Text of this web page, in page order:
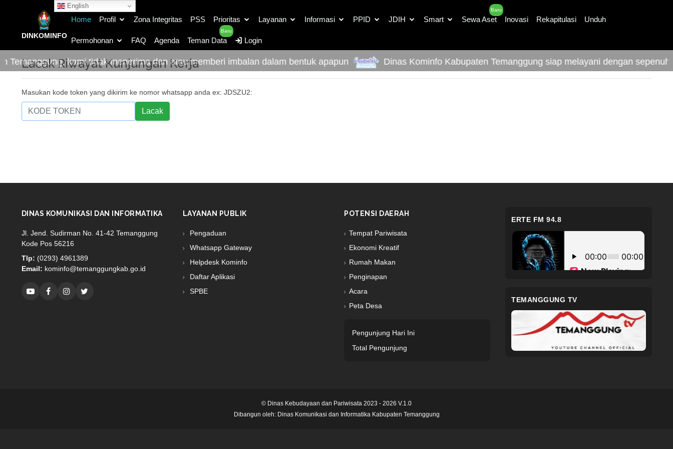
English
DINKOMINFO
Home Profil Zona Integritas PSS Prioritas Layanan Informasi PPID JDIH Smart Sewa Aset
Baru
Inovasi Rekapitulasi Unduh
Permohonan FAQ Agenda Teman Data
Baru
Login
kami tidak menerima dan atau memberi imbalan dalam bentuk apapun Dinas Kominfo Kabupaten Temanggung siap melayani dengan sepenuh
Lacak Riwayat Kunjungan Kerja
Masukan kode token yang dikirim ke nomor whatsapp anda ex: JDSZU2:
Lacak
DINAS KOMUNIKASI DAN INFORMATIKA
Jl. Jend. Sudirman No. 41-42 Temanggung
Kode Pos 56216
Tlp: (0293) 4961389
Email: kominfo@temanggungkab.go.id
LAYANAN PUBLIK
Pengaduan
Whatsapp Gateway
Helpdesk Kominfo
Daftar Aplikasi
SPBE
POTENSI DAERAH
Tempat Pariwisata
Ekonomi Kreatif
Rumah Makan
Penginapan
Acara
Peta Desa
Pengunjung Hari Ini
Total Pengunjung
ERTE FM 94.8
TEMANGGUNG TV
© Dinas Kebudayaan dan Pariwisata 2023 - 2026 V.1.0
Dibangun oleh: Dinas Komunikasi dan Informatika Kabupaten Temanggung